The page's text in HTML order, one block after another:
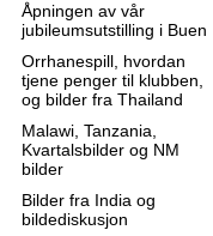
Åpningen av vår
jubileumsutstilling i Buen
Orrhanespill, hvordan
tjene penger til klubben,
og bilder fra Thailand
Malawi, Tanzania,
Kvartalsbilder og NM
bilder
Bilder fra India og
bildediskusjon